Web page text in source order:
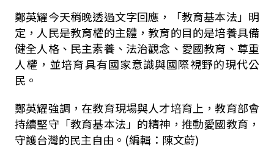
鄭英耀今天稍晚透過文字回應，「教育基本法」明
定，人民是教育權的主體，教育的目的是培養具備
健全人格、民主素養、法治觀念、愛國教育、尊重
人權，並培育具有國家意識與國際視野的現代公
民。
鄭英耀強調，在教育現場與人才培育上，教育部會
持續堅守「教育基本法」的精神，推動愛國教育，
守護台灣的民主自由。(編輯：陳文蔚)